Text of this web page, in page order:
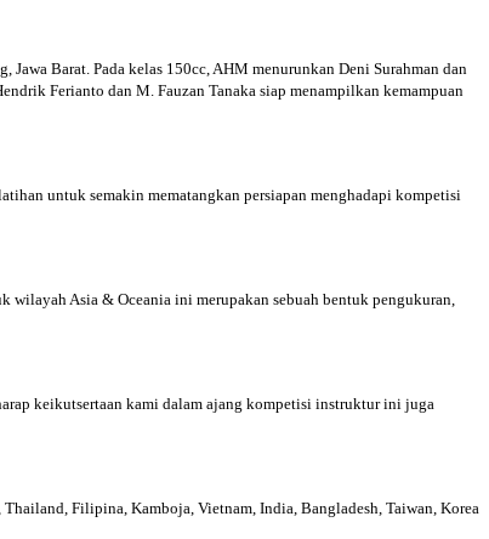
Barat. Pada kelas 150cc, AHM menurunkan Deni Surahman dan
Ferianto dan M. Fauzan Tanaka siap menampilkan kemampuan
untuk semakin mematangkan persiapan menghadapi kompetisi
Asia & Oceania ini merupakan sebuah bentuk pengukuran,
keikutsertaan kami dalam ajang kompetisi instruktur ini juga
Filipina, Kamboja, Vietnam, India, Bangladesh, Taiwan, Korea